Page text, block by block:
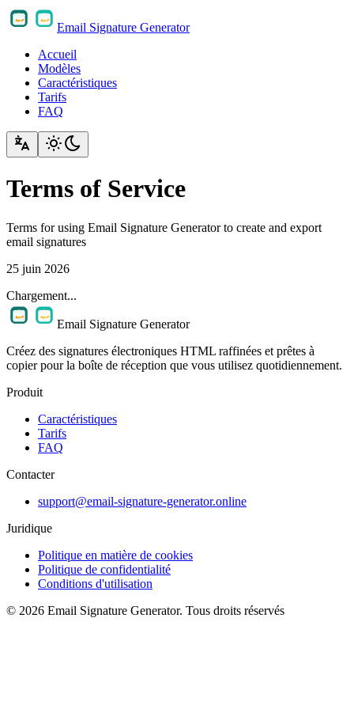
Email Signature Generator
Accueil
Modèles
Caractéristiques
Tarifs
FAQ
Terms of Service
Terms for using Email Signature Generator to create and export
email signatures
25 juin 2026
Chargement...
Email Signature Generator
Créez des signatures électroniques HTML raffinées et prêtes à
copier pour la boîte de réception que vous utilisez quotidiennement.
Produit
Caractéristiques
Tarifs
FAQ
Contacter
support@email-signature-generator.online
Juridique
Politique en matière de cookies
Politique de confidentialité
Conditions d'utilisation
© 2026 Email Signature Generator. Tous droits réservés